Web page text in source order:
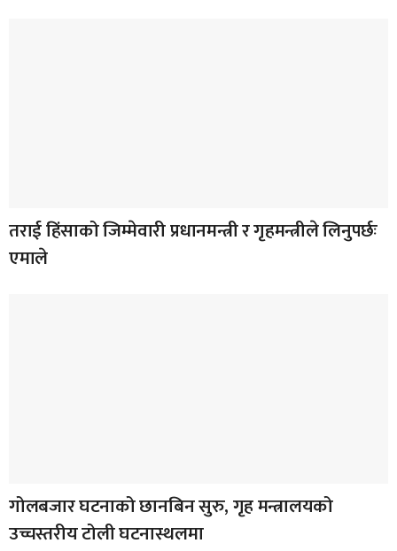
तराई हिंसाको जिम्मेवारी प्रधानमन्त्री र गृहमन्त्रीले लिनुपर्छः
एमाले
गोलबजार घटनाको छानबिन सुरु, गृह मन्त्रालयको
उच्चस्तरीय टोली घटनास्थलमा